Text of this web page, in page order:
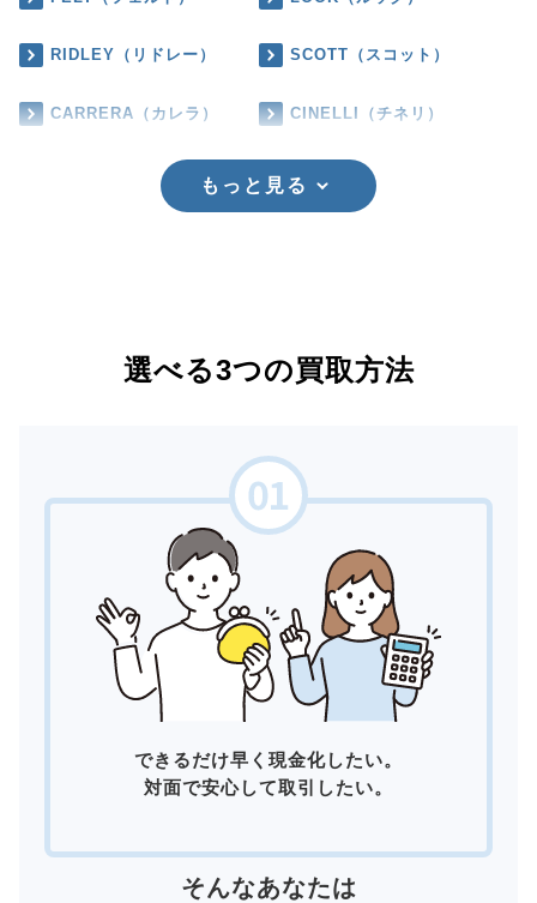
RIDLEY（リドレー） SCOTT（スコット）
CARRERA（カレラ） CINELLI（チネリ）
もっと見る
選べる3つの買取方法
できるだけ早く現金化したい。
対面で安心して取引したい。
そんなあなたは